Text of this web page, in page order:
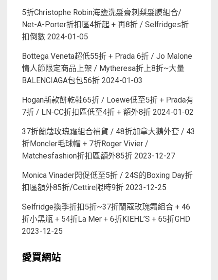
5折Christophe Robin海鹽洗髮膏刺梨髮膜組合/
Net-A-Porter折扣區4折起 + 再8折 / Selfridges折
扣倒數 2024-01-05
Bottega Veneta超低55折 + Prada 6折 / Jo Malone
情人節限定商品上架 / Mytheresa折上8折~大量
BALENCIAGA包包56折 2024-01-03
Hogan新款餅乾鞋65折 / Loewe低至5折 + Prada有
7折 / LN-CC折扣區低至4折 + 額外8折 2024-01-02
37折蘭蔻玫瑰霜組合補貨 / 48折加拿大鵝外套 / 43
折Moncler毛球帽 + 7折Roger Vivier /
Matchesfashion折扣區額外85折 2023-12-27
Monica Vinader閃促低至5折 / 24S的Boxing Day折
扣區額外85折/Cettire限時9折 2023-12-25
Selfridge換季折扣5折~37折蘭蔻玫瑰霜組合 + 46
折小黑瓶 + 54折La Mer + 6折KIEHL’S + 65折GHD
2023-12-25
愛買網站